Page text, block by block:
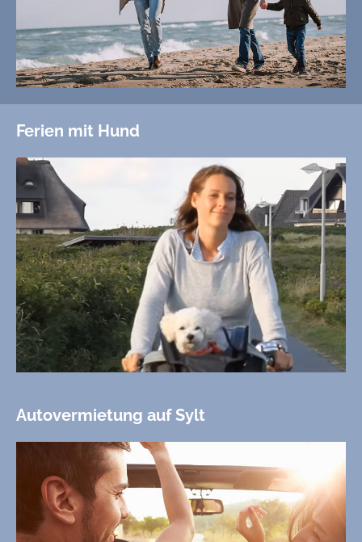
Ferien mit Hund
Autovermietung auf Sylt